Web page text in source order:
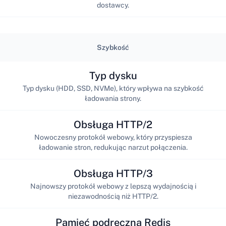
dostawcy.
Szybkość
Typ dysku
Typ dysku (HDD, SSD, NVMe), który wpływa na szybkość
ładowania strony.
Obsługa HTTP/2
Nowoczesny protokół webowy, który przyspiesza
ładowanie stron, redukując narzut połączenia.
Obsługa HTTP/3
Najnowszy protokół webowy z lepszą wydajnością i
niezawodnością niż HTTP/2.
Pamięć podręczna Redis